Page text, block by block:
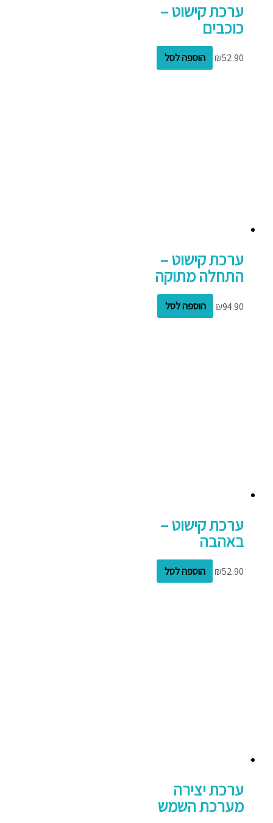
ערכת קישוט –
כוכבים
₪52.90 הוספה לסל
ערכת קישוט –
התחלה מתוקה
₪94.90 הוספה לסל
ערכת קישוט –
באהבה
₪52.90 הוספה לסל
ערכת יצירה
מערכת השמש